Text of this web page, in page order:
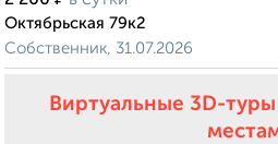
Октябрьская 79к2
Собственник, 31.07.2026
Виртуальные 3D-